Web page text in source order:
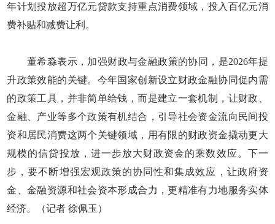
年计划投放超万亿元贷款支持重点消费领域，投入百亿元消
费补贴和减费让利。
董希淼表示，加强财政与金融政策的协同，是2026年提
升政策效能的关键。今年国家创新设立财政金融协同促内需
的政策工具，并非简单给钱，而是建立一套机制，让财政、
金融、产业等多个政策有机结合，引导社会资金流向民间投
资和居民消费这两个关键领域，用有限的财政资金撬动更大
规模的信贷投放，进一步放大财政资金的乘数效应。下一
步，要不断增强宏观政策的协同性和集成效应，让政府资
金、金融资源和社会资本形成合力，更精准有力地服务实体
经济。（记者 徐佩玉）